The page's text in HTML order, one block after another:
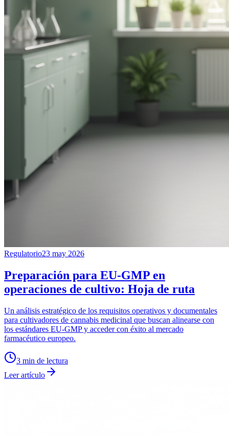
Regulatorio23 may 2026
Preparación para EU-GMP en
operaciones de cultivo: Hoja de ruta
Un análisis estratégico de los requisitos operativos y documentales
para cultivadores de cannabis medicinal que buscan alinearse con
los estándares EU-GMP y acceder con éxito al mercado
farmacéutico europeo.
3 min de lectura
Leer artículo